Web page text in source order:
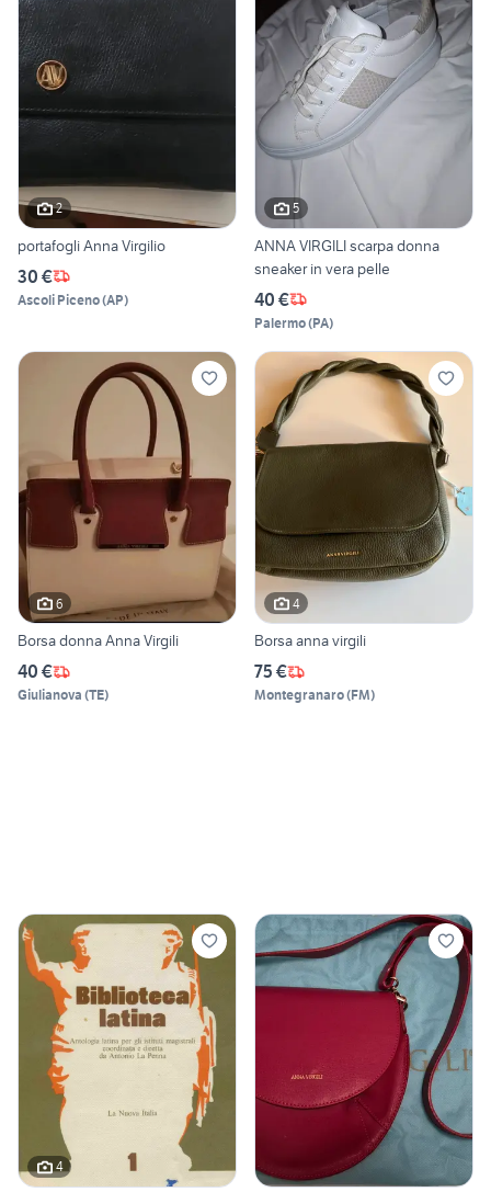
2
portafogli Anna Virgilio
30 €
Ascoli Piceno(AP)
5
ANNA VIRGILI scarpa donna
sneaker in vera pelle
40 €
Palermo(PA)
6
Borsa donna Anna Virgili
40 €
Giulianova (TE)
4
Borsa anna virgili
75 €
Montegranaro(FM)
4